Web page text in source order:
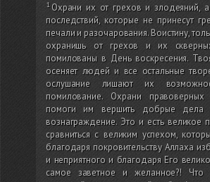
Охрани их от грехов и злодеяний,
последствий, которые не принесут
печали и разочарования. Воистину,
охранишь от грехов и их
помилованы в День воскресения.
осеняет людей и все остальные
ослушание лишают их
помилование. Охрани
помоги им вершить добрые дела
вознаграждение. Это и есть великое
сравниться с великим успехом,
благодаря покровительству Аллаха
и неприятного и благодаря Его
самое заветное и желанное?!